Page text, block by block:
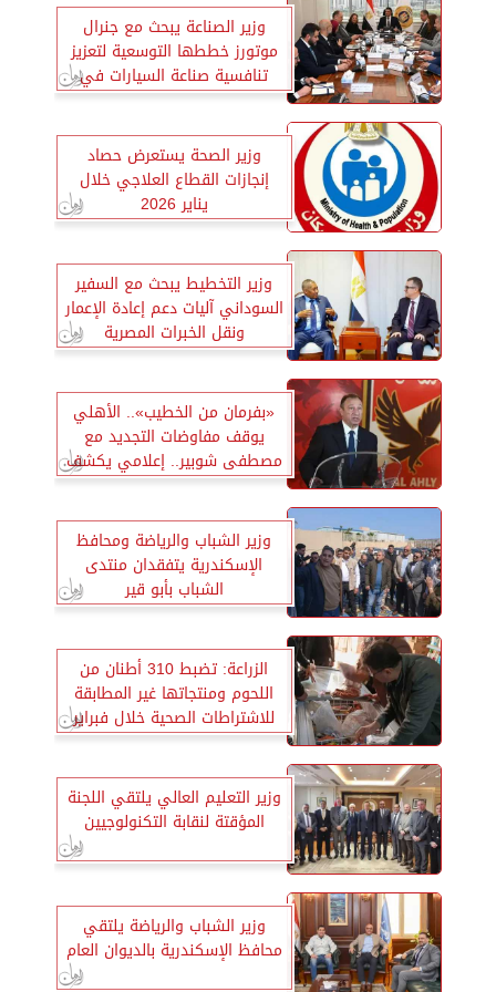
وزير الصناعة يبحث مع جنرال
موتورز خططها التوسعية لتعزيز
تنافسية صناعة السيارات في
مصر
وزير الصحة يستعرض حصاد
إنجازات القطاع العلاجي خلال
يناير 2026
وزير التخطيط يبحث مع السفير
السوداني آليات دعم إعادة الإعمار
ونقل الخبرات المصرية
«بفرمان من الخطيب».. الأهلي
يوقف مفاوضات التجديد مع
مصطفى شوبير.. إعلامي يكشف
التفاصيل
وزير الشباب والرياضة ومحافظ
الإسكندرية يتفقدان منتدى
الشباب بأبو قير
الزراعة: تضبط 310 أطنان من
اللحوم ومنتجاتها غير المطابقة
للاشتراطات الصحية خلال فبراير
وزير التعليم العالي يلتقي اللجنة
المؤقتة لنقابة التكنولوجيين
وزير الشباب والرياضة يلتقي
محافظ الإسكندرية بالديوان العام